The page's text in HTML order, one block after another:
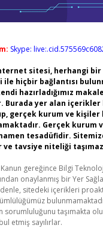
Skype:
sitesi, herhangi bir
ile hiçbir bağlantısı
hazırladığımız
Burada yer alan
gerçek kurum ve kişiler
Gerçek kurum
tesadüfidir.
tavsiye niteliği
Kanun gereğince Bilgi
onaylanmış bir Yer
sitedeki içerikleri
sorumluluğunu taşımakta
etmiş sayılırlar.